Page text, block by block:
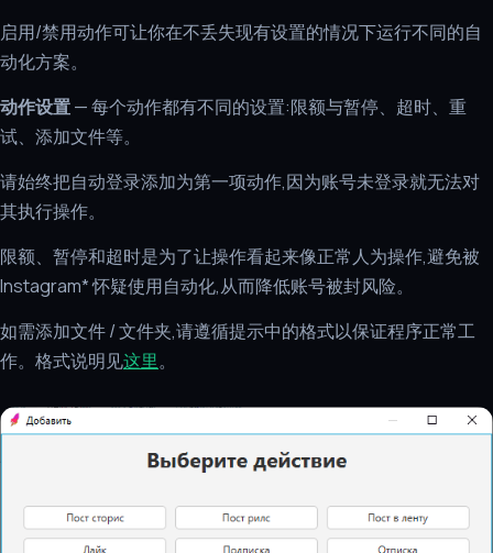
启用/禁用动作可让你在不丢失现有设置的情况下运行不同的自
动化方案。
动作设置— 每个动作都有不同的设置:限额与暂停、超时、重
试、添加文件等。
请始终把自动登录添加为第一项动作,因为账号未登录就无法对
其执行操作。
限额、暂停和超时是为了让操作看起来像正常人为操作,避免被
Instagram* 怀疑使用自动化,从而降低账号被封风险。
如需添加文件 / 文件夹,请遵循提示中的格式以保证程序正常工
作。格式说明见这里。